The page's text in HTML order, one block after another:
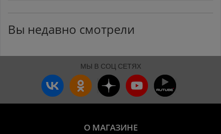
Вы недавно смотрели
МЫ В СОЦ СЕТЯХ
О МАГАЗИНЕ